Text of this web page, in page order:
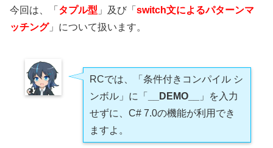
今回は、「 タプル型 」及び「 switch文によるパターンマ
ッチング」について扱います。
RCでは、「条件付きコンパイル シ
ンボル」に「
__DEMO__
」を入力
せずに、C# 7.0の機能が利用でき
ますよ。